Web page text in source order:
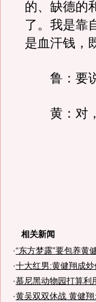
的、缺德的
了。我是靠
是血汗钱，
鲁：要说
黄：对，
相关新闻
·“东方梦露”要包养黄
·十大红男:黄健翔成
·慕尼黑动物园打算利
·黄吴双双休战 黄健